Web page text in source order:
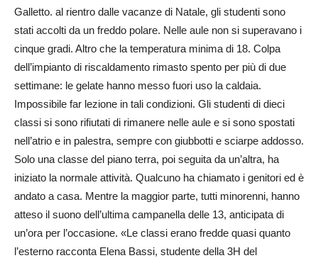
Galletto. al rientro dalle vacanze di Natale, gli studenti sono
stati accolti da un freddo polare. Nelle aule non si superavano i
cinque gradi. Altro che la temperatura minima di 18. Colpa
dell’impianto di riscaldamento rimasto spento per più di due
settimane: le gelate hanno messo fuori uso la caldaia.
Impossibile far lezione in tali condizioni. Gli studenti di dieci
classi si sono rifiutati di rimanere nelle aule e si sono spostati
nell’atrio e in palestra, sempre con giubbotti e sciarpe addosso.
Solo una classe del piano terra, poi seguita da un’altra, ha
iniziato la normale attività. Qualcuno ha chiamato i genitori ed è
andato a casa. Mentre la maggior parte, tutti minorenni, hanno
atteso il suono dell’ultima campanella delle 13, anticipata di
un’ora per l’occasione. «Le classi erano fredde quasi quanto
l’esterno racconta Elena Bassi, studente della 3H del